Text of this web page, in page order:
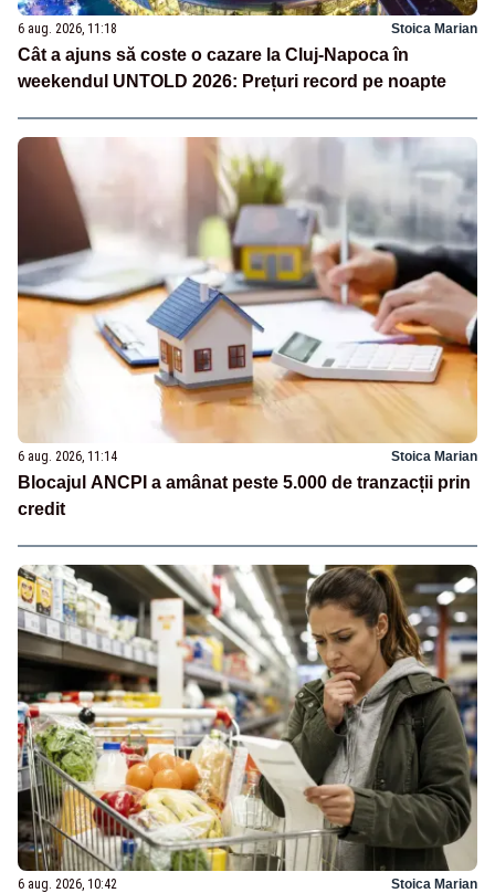
6 aug. 2026, 11:18 Stoica Marian
Cât a ajuns să coste o cazare la Cluj-Napoca în
weekendul UNTOLD 2026: Prețuri record pe noapte
6 aug. 2026, 11:14 Stoica Marian
Blocajul ANCPI a amânat peste 5.000 de tranzacții prin
credit
6 aug. 2026, 10:42 Stoica Marian